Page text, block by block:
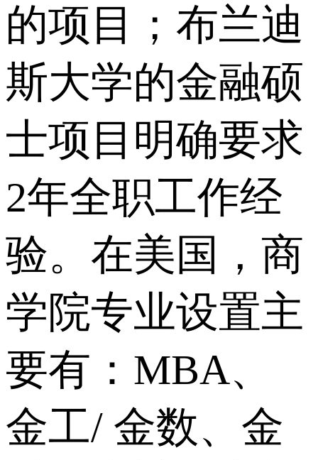
的项目；布兰迪
斯大学的金融硕
士项目明确要求
2年全职工作经
验。在美国，商
学院专业设置主
要有：MBA、
金工/ 金数、金